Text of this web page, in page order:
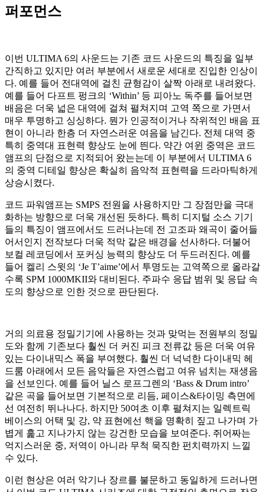
퍼포먼스
이번 ULTIMA 6의 사운드는 기존 코드 사운드의 특징을 일부
간직하고 있지만 여러 부분에서 새로운 세대로 진입한 인상이
다. 예를 들어 전대역에 걸친 균형감이 살짝 아래로 내려왔다.
예를 들어 다프트 펑크의 ‘Within’ 등 피아노 독주를 들어보면
배음은 더욱 넓은 대역에 걸쳐 펼쳐지며 고역 쪽으로 가면서
매우 투명하고 싱싱하다. 뭔가 인공적이거나 작위적인 배음 표
현이 아니라 한층 더 자연스러운 여음을 남긴다. 전체 대역 중
특히 중역대 표현력 향상도 눈에 띈다. 약간 여윈 중역은 코드
앰프의 단점으로 지적되어 왔는는데 이 부분에서 ULTIMA 6
의 중역 디테일 향상은 확실히 음악적 표현력을 드라마틱하게
상승시켰다.
코드 파워앰프는 SMPS 전원을 사용하지만 그 장점만을 극대
화하는 방향으로 더욱 개선된 듯하다. 특히 디지털 소스 기기
들의 특징이 앰프에서도 드러나는데 전 고조파 왜곡이 줄어들
어서인지 전작보다 더욱 적막 같은 배경을 선사하다. 더불어
보컬 레코딩에서 포커싱 능력의 향상도 더 두드러진다. 예를
들어 켈리 스윗의 ‘Je T’aime’에서 투명도는 고역쪽으로 올라갈
수록 SPM 1000MKII와 대비된다. 주파수 응답 범위 및 응답 속
도의 향상으로 인한 것으로 판단된다.
거의 의료용 정밀기기에 사용하는 것과 맞먹는 전원부의 정밀
도와 함께 기존보다 훨씬 더 커진 피크 전류값 등은 더욱 여유
있는 다이내믹스 폭을 부여했다. 훨씬 더 넉넉한 다이내믹 헤
드룸 아래에서 모든 음악들은 자연스럽고 여유 넘치는 재생음
을 선보인다. 예를 들어 닐스 로프그렌의 ‘Bass & Drum intro’
같은 곡을 들어보면 기본적으로 리듬, 페이스&타이밍 측면에
선 여전히 뛰나나다. 하지만 50여초 이후 펼쳐지는 일렉트릭
베이스의 어택 및 강, 약 표현에선 핵을 명확히 짚고 나가며 가
볍게 훑고 지나가지 않는 강건한 모습을 보여준다. 쥐어짜는
억지스러운 중, 저역이 아니라 무척 묵직한 펀치력까지 느낄
수 있다.
이런 현상은 여러 악기나 장르를 불문하고 동일하게 드러나면